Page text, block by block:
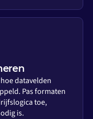
datavelden
Pas formaten
toe,
is.